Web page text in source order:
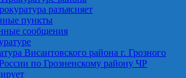
разъясняет
пункты
сообщения
Висаитовского района г. Грозного
по Грозненскому району ЧР